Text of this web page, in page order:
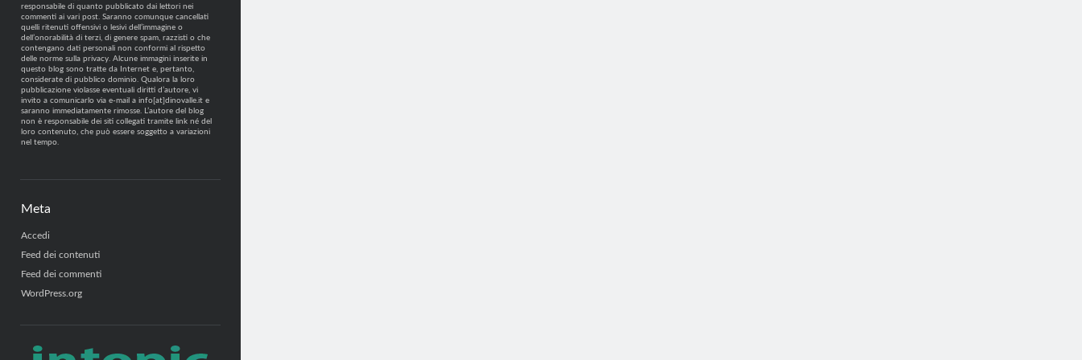
responsabile di quanto pubblicato dai lettori nei
commenti ai vari post. Saranno comunque cancellati
quelli ritenuti offensivi o lesivi dell’immagine o
dell’onorabilità di terzi, di genere spam, razzisti o che
contengano dati personali non conformi al rispetto
delle norme sulla privacy. Alcune immagini inserite in
questo blog sono tratte da Internet e, pertanto,
considerate di pubblico dominio. Qualora la loro
pubblicazione violasse eventuali diritti d’autore, vi
invito a comunicarlo via e-mail a info[at]dinovalle.it e
saranno immediatamente rimosse. L’autore del blog
non è responsabile dei siti collegati tramite link né del
loro contenuto, che può essere soggetto a variazioni
nel tempo.
Meta
Accedi
Feed dei contenuti
Feed dei commenti
WordPress.org